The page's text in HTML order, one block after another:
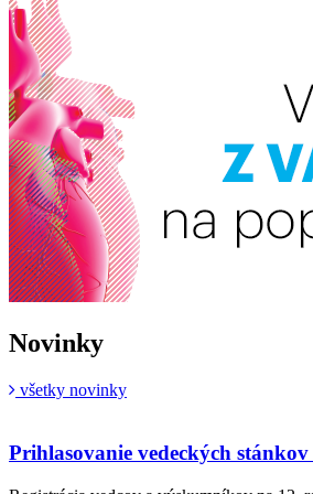
Novinky
všetky novinky
Prihlasovanie vedeckých